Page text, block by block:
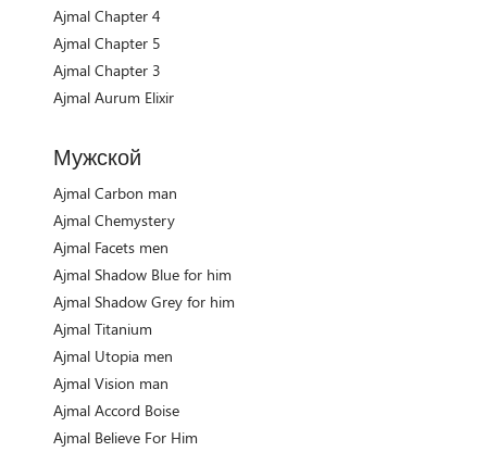
Ajmal Chapter 4
Ajmal Chapter 5
Ajmal Chapter 3
Ajmal Aurum Elixir
Мужской
Ajmal Carbon man
Ajmal Chemystery
Ajmal Facets men
Ajmal Shadow Blue for him
Ajmal Shadow Grey for him
Ajmal Titanium
Ajmal Utopia men
Ajmal Vision man
Ajmal Accord Boise
Ajmal Believe For Him